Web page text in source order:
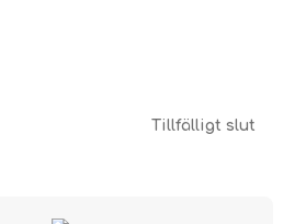
Tillfälligt slut